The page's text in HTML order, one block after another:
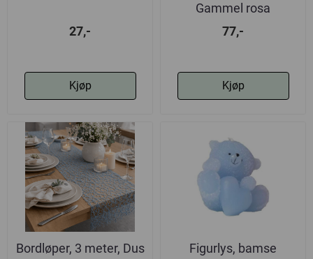
27,-
Kjøp
Gammel rosa
77,-
Kjøp
Bordløper, 3 meter, Dus
Figurlys, bamse